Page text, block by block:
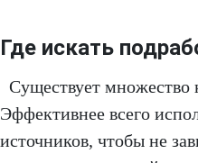
Где искать
Существует множество
Эффективнее всего
источников, чтобы не